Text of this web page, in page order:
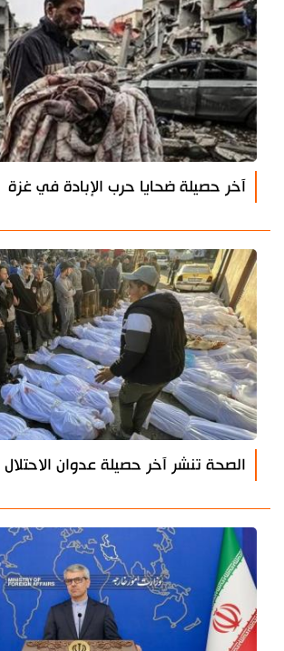
آخر حصيلة ضحايا حرب الإبادة في غزة
الصحة تنشر آخر حصيلة عدوان